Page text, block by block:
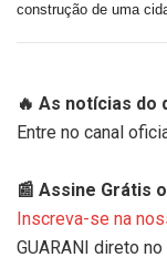
construção de uma
🔥 As notícias do
Entre no canal
📰 Assine Grátis
Inscreva-se na
GUARANI direto